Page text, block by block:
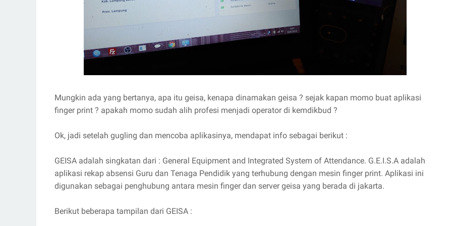
Mungkin ada yang bertanya, apa itu geisa, kenapa dinamakan geisa ? sejak kapan momo buat aplikasi
finger print ? apakah momo sudah alih profesi menjadi operator di kemdikbud ?
Ok, jadi setelah gugling dan mencoba aplikasinya, mendapat info sebagai berikut :
GEISA adalah singkatan dari : General Equipment and Integrated System of Attendance. G.E.I.S.A adalah
aplikasi rekap absensi Guru dan Tenaga Pendidik yang terhubung dengan mesin finger print. Aplikasi ini
digunakan sebagai penghubung antara mesin finger dan server geisa yang berada di jakarta.
Berikut beberapa tampilan dari GEISA :